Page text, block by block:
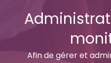
services
Uptime
Afin de gérer et